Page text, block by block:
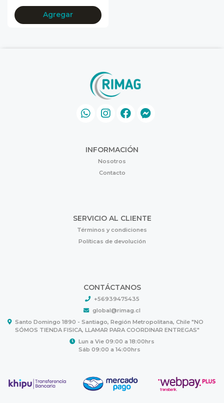
Agregar
INFORMACIÓN
Nosotros
Contacto
SERVICIO AL CLIENTE
Términos y condiciones
Políticas de devolución
CONTÁCTANOS
+56939475435
global@rimag.cl
Santo Domingo 1890 - Santiago, Región Metropolitana, Chile "NO
SÓMOS TIENDA FISICA, LLAMAR PARA COORDINAR ENTREGAS"
Lun a Vie 09:00 a 18:00hrs
Sáb 09:00 a 14:00hrs